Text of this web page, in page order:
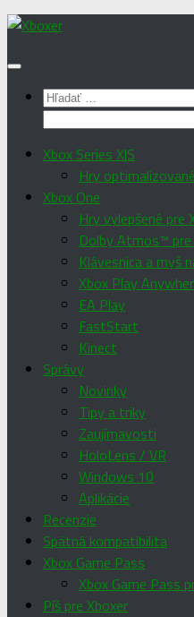
Preskočiť
obsah
Hľadať:
Xbox Series X|S
Hry
Xbox One
Hry vylepšené pre
Dolby Atmos™ pre
Klávesnica a myš
Xbox Play
EA Play
FastStart
Kinect
Správy
Novinky
Tipy a triky
Zaujímavosti
HoloLens / VR
Windows 10
Aplikácie
Recenzie
Spätná kompatibilita
Xbox Game Pass
Xbox Game Pass
Píš pre Xboxer